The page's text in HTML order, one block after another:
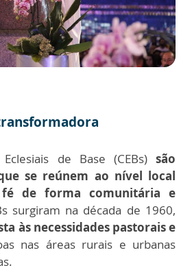
de Base (CEBs)são
se reúnem ao nível local
de forma comunitária e
surgiram na década de 1960,
às necessidades pastorais e
nas áreas rurais e urbanas